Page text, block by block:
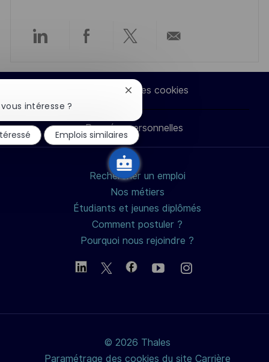
Partager
via
LinkedIn
Partager
via
Facebook
Partager
via
twitter
par
e-
mail
Paramètres des cookies
Données personnelles
Rechercher un emploi
Nos métiers
Étudiants et jeunes diplômés
Comment postuler ?
Pourquoi nous rejoindre ?
© 2026 Thales
Paramétrage des cookies du site Carrière
intéresse ?
Fermer
notification
du
chatbot
Emplois similaires